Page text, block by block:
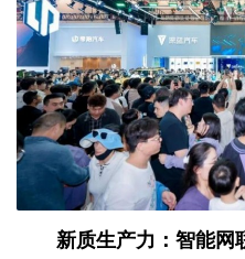
新质生产力：智能网